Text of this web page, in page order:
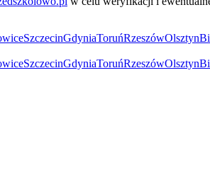
SzczecinGdyniaToruńRzeszówOlsztyn
SzczecinGdyniaToruńRzeszówOlsztyn